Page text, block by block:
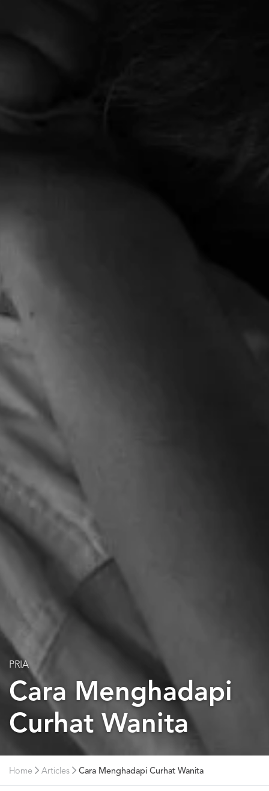
PRIA
Cara Menghadapi
Curhat Wanita
Home Articles Cara Menghadapi Curhat Wanita